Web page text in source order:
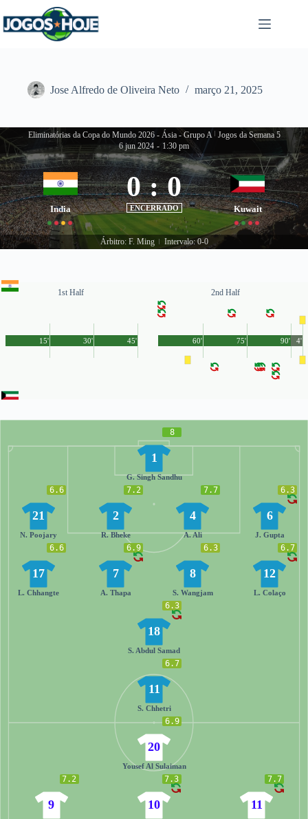
para
o
Jose Alfredo de Oliveira Neto março 21, 2025
Eliminatórias da Copa do Mundo 2026 - Ásia - Grupo A
Jogos da Semana 5
6 jun 2024 - 1:30 pm
India
0 : 0
ENCERRADO Kuwait
Árbitro: F. Ming Intervalo: 0-0
1st Half
45'
15' 30'
2nd Half
90'
60' 75' 4'
8
1
G. Singh Sandhu
6.3
6
J. Gupta
7.7
4
A. Ali
7.2
2
R. Bheke
6.6
21
N. Poojary
6.7
12
L. Colaço
6.3
8
S. Wangjam
6.9
7
A. Thapa
6.6
17
L. Chhangte
6.3
18
S. Abdul Samad
6.7
11
S. Chhetri
7.2
9
7.3
10
7.7
11
6.9
20
Yousef Al Sulaiman